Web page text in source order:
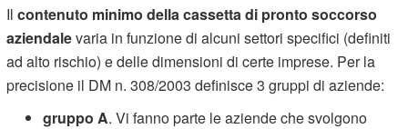
Ilcontenuto minimo della cassetta di pronto soccorso
aziendalevaria in funzione di alcuni settori specifici (definiti
ad alto rischio) e delle dimensioni di certe imprese. Per la
precisione il DM n. 308/2003 definisce 3 gruppi di aziende:
gruppo A. Vi fanno parte le aziende che svolgono